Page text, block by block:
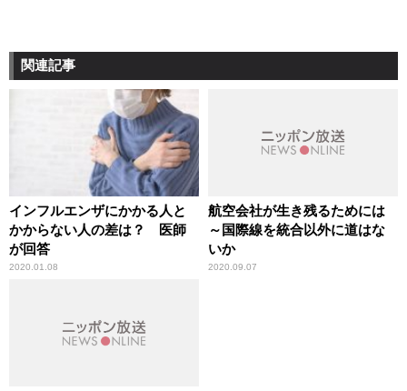
関連記事
インフルエンザにかかる人と
かからない人の差は？ 医師
が回答
2020.01.08
航空会社が生き残るためには
～国際線を統合以外に道はな
いか
2020.09.07